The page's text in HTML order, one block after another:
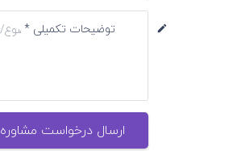
توضیحات تکمیلی * create
ارسال درخواست مشاوره